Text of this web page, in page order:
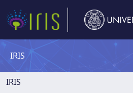
IRIS
IRIS